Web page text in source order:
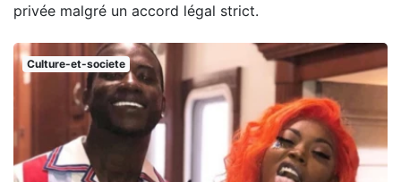
privée malgré un accord légal strict.
Culture-et-societe